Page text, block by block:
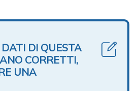
DATI DI QUESTA
CORRETTI,
UNA